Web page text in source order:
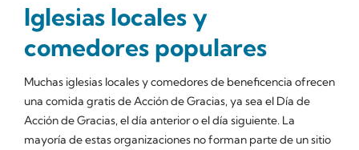
Iglesias locales y
comedores populares
Muchas iglesias locales y comedores de beneficencia ofrecen
una comida gratis de Acción de Gracias, ya sea el Día de
Acción de Gracias, el día anterior o el día siguiente. La
mayoría de estas organizaciones no forman parte de un sitio